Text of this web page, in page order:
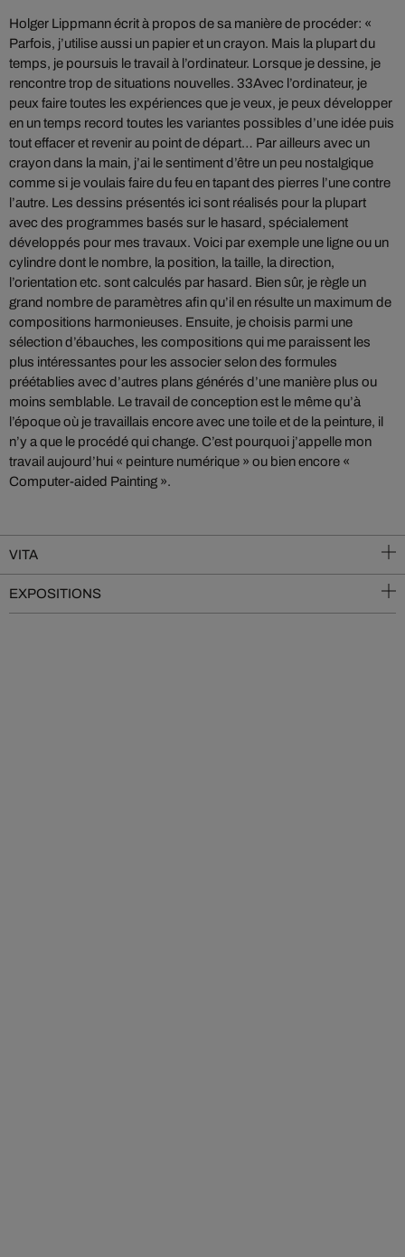
Holger Lippmann écrit à propos de sa manière de procéder: «
Parfois, j’utilise aussi un papier et un crayon. Mais la plupart du
temps, je poursuis le travail à l’ordinateur. Lorsque je dessine, je
rencontre trop de situations nouvelles. 33Avec l’ordinateur, je
peux faire toutes les expériences que je veux, je peux développer
en un temps record toutes les variantes possibles d’une idée puis
tout effacer et revenir au point de départ… Par ailleurs avec un
crayon dans la main, j’ai le sentiment d’être un peu nostalgique
comme si je voulais faire du feu en tapant des pierres l’une contre
l’autre. Les dessins présentés ici sont réalisés pour la plupart
avec des programmes basés sur le hasard, spécialement
développés pour mes travaux. Voici par exemple une ligne ou un
cylindre dont le nombre, la position, la taille, la direction,
l’orientation etc. sont calculés par hasard. Bien sûr, je règle un
grand nombre de paramètres afin qu’il en résulte un maximum de
compositions harmonieuses. Ensuite, je choisis parmi une
sélection d’ébauches, les compositions qui me paraissent les
plus intéressantes pour les associer selon des formules
préétablies avec d’autres plans générés d’une manière plus ou
moins semblable. Le travail de conception est le même qu’à
l’époque où je travaillais encore avec une toile et de la peinture, il
n’y a que le procédé qui change. C’est pourquoi j’appelle mon
travail aujourd’hui « peinture numérique » ou bien encore «
Computer-aided Painting ».
VITA
EXPOSITIONS